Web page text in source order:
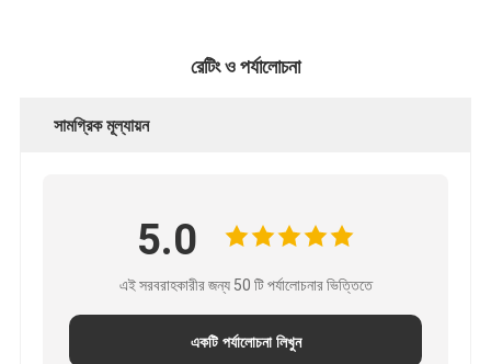
রেটিং ও পর্যালোচনা
সামগ্রিক মূল্যায়ন
5.0
এই সরবরাহকারীর জন্য 50 টি পর্যালোচনার ভিত্তিতে
একটি পর্যালোচনা লিখুন